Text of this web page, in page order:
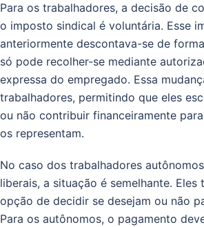
Para os trabalhadores, a decisão de
o imposto sindical é voluntária. Esse
anteriormente descontava-se de
só pode recolher-se mediante
expressa do empregado. Essa
trabalhadores, permitindo que eles
ou não contribuir financeiramente
os representam.
No caso dos trabalhadores
liberais, a situação é semelhante. Eles
opção de decidir se desejam ou não
Para os autônomos, o pagamento